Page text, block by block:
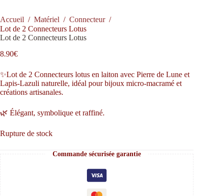
Accueil / Matériel / Connecteur /
Lot de 2 Connecteurs Lotus
Lot de 2 Connecteurs Lotus
8.90€
✨Lot de 2 Connecteurs lotus en laiton avec Pierre de Lune et
Lapis-Lazuli naturelle, idéal pour bijoux micro-macramé et
créations artisanales.
🌿 Élégant, symbolique et raffiné.
Rupture de stock
Commande sécurisée garantie